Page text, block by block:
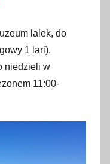
lalek, do
1 lari).
niedzieli w
11:00-